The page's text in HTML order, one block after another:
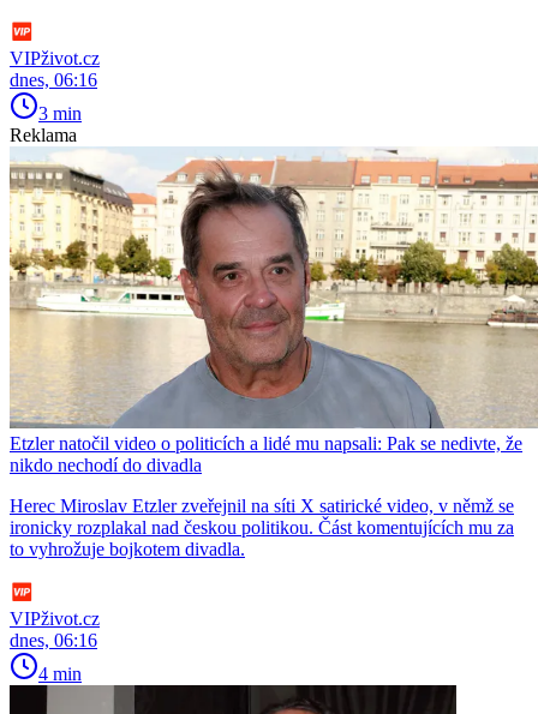
VIPživot.cz
dnes, 06:16
3 min
Reklama
Etzler natočil video o politicích a lidé mu napsali: Pak se nedivte, že
nikdo nechodí do divadla
Herec Miroslav Etzler zveřejnil na síti X satirické video, v němž se
ironicky rozplakal nad českou politikou. Část komentujících mu za
to vyhrožuje bojkotem divadla.
VIPživot.cz
dnes, 06:16
4 min